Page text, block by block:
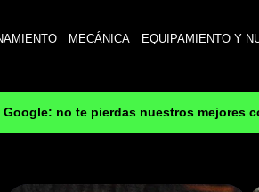
MECÁNICA EQUIPAMIENTO Y
no te pierdas nuestros mejores